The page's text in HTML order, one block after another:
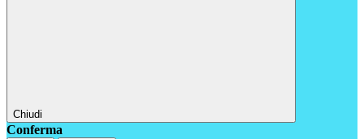
Chiudi
Conferma